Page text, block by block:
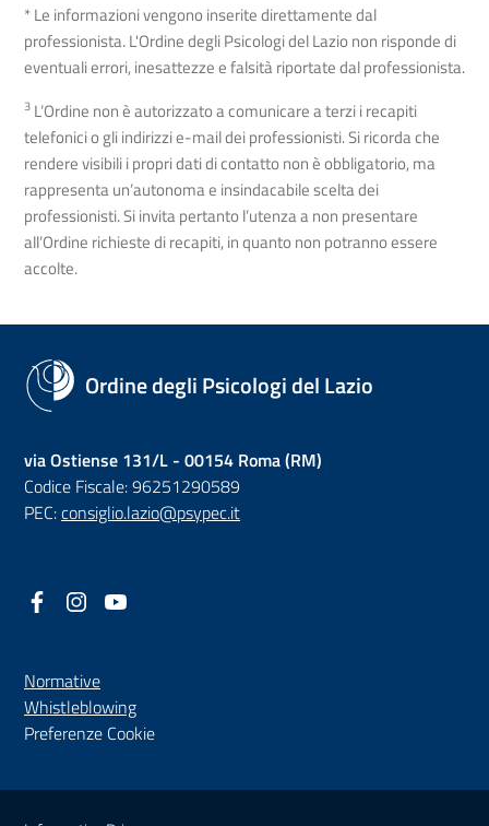
* Le informazioni vengono inserite direttamente dal
professionista. L'Ordine degli Psicologi del Lazio non risponde di
eventuali errori, inesattezze e falsità riportate dal professionista.
3 L’Ordine non è autorizzato a comunicare a terzi i recapiti
telefonici o gli indirizzi e-mail dei professionisti. Si ricorda che
rendere visibili i propri dati di contatto non è obbligatorio, ma
rappresenta un’autonoma e insindacabile scelta dei
professionisti. Si invita pertanto l’utenza a non presentare
all’Ordine richieste di recapiti, in quanto non potranno essere
accolte.
Ordine degli Psicologi del Lazio
via Ostiense 131/L - 00154 Roma (RM)
Codice Fiscale: 96251290589
PEC:consiglio.lazio@psypec.it
Facebook
(nuova scheda - new tab)
Instagram
(nuova scheda - new tab)
Normative
Whistleblowing(nuova scheda - new tab)
Preferenze Cookie
Sezione Link Utili